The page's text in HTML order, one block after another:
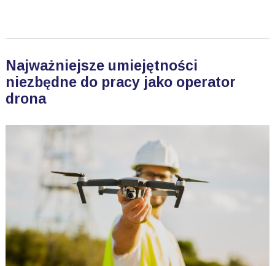
Najważniejsze umiejętności
niezbędne do pracy jako operator
drona